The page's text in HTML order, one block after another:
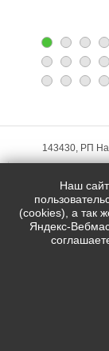
143430, РП
©
Наш
(cookies), а так
Яндекс-